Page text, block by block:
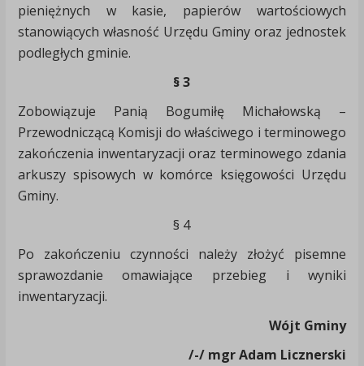
pieniężnych w kasie, papierów wartościowych
stanowiących własność Urzędu Gminy oraz jednostek
podległych gminie.
§ 3
Zobowiązuje Panią Bogumiłę Michałowską –
Przewodniczącą Komisji do właściwego i terminowego
zakończenia inwentaryzacji oraz terminowego zdania
arkuszy spisowych w komórce księgowości Urzędu
Gminy.
§ 4
Po zakończeniu czynności należy złożyć pisemne
sprawozdanie omawiające przebieg i wyniki
inwentaryzacji.
Wójt Gminy
/-/ mgr Adam Licznerski